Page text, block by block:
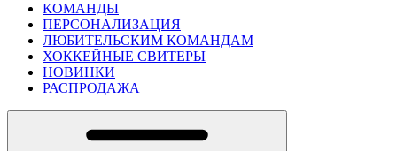
КОМАНДЫ
ПЕРСОНАЛИЗАЦИЯ
ЛЮБИТЕЛЬСКИМ КОМАНДАМ
ХОККЕЙНЫЕ СВИТЕРЫ
НОВИНКИ
РАСПРОДАЖА